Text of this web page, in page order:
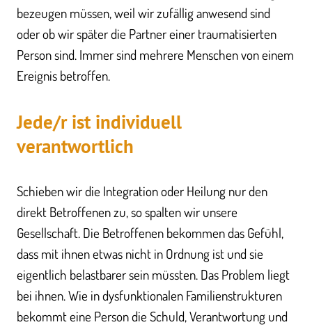
bezeugen müssen, weil wir zufällig anwesend sind
oder ob wir später die Partner einer traumatisierten
Person sind. Immer sind mehrere Menschen von einem
Ereignis betroffen.
Jede/r ist individuell
verantwortlich
Schieben wir die Integration oder Heilung nur den
direkt Betroffenen zu, so spalten wir unsere
Gesellschaft. Die Betroffenen bekommen das Gefühl,
dass mit ihnen etwas nicht in Ordnung ist und sie
eigentlich belastbarer sein müssten. Das Problem liegt
bei ihnen. Wie in dysfunktionalen Familienstrukturen
bekommt eine Person die Schuld, Verantwortung und